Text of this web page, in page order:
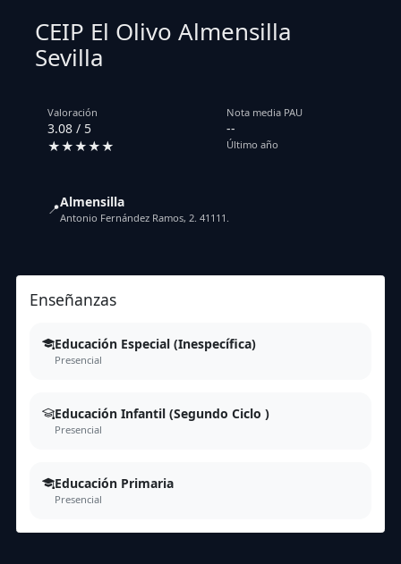
CEIP El Olivo Almensilla
Sevilla
Valoración
3.08 / 5
★★★★★
Nota media PAU
--
Último año
📍Almensilla
Antonio Fernández Ramos, 2. 41111.
Enseñanzas
Educación Especial (Inespecífica)
Presencial
Educación Infantil (Segundo Ciclo )
Presencial
Educación Primaria
Presencial